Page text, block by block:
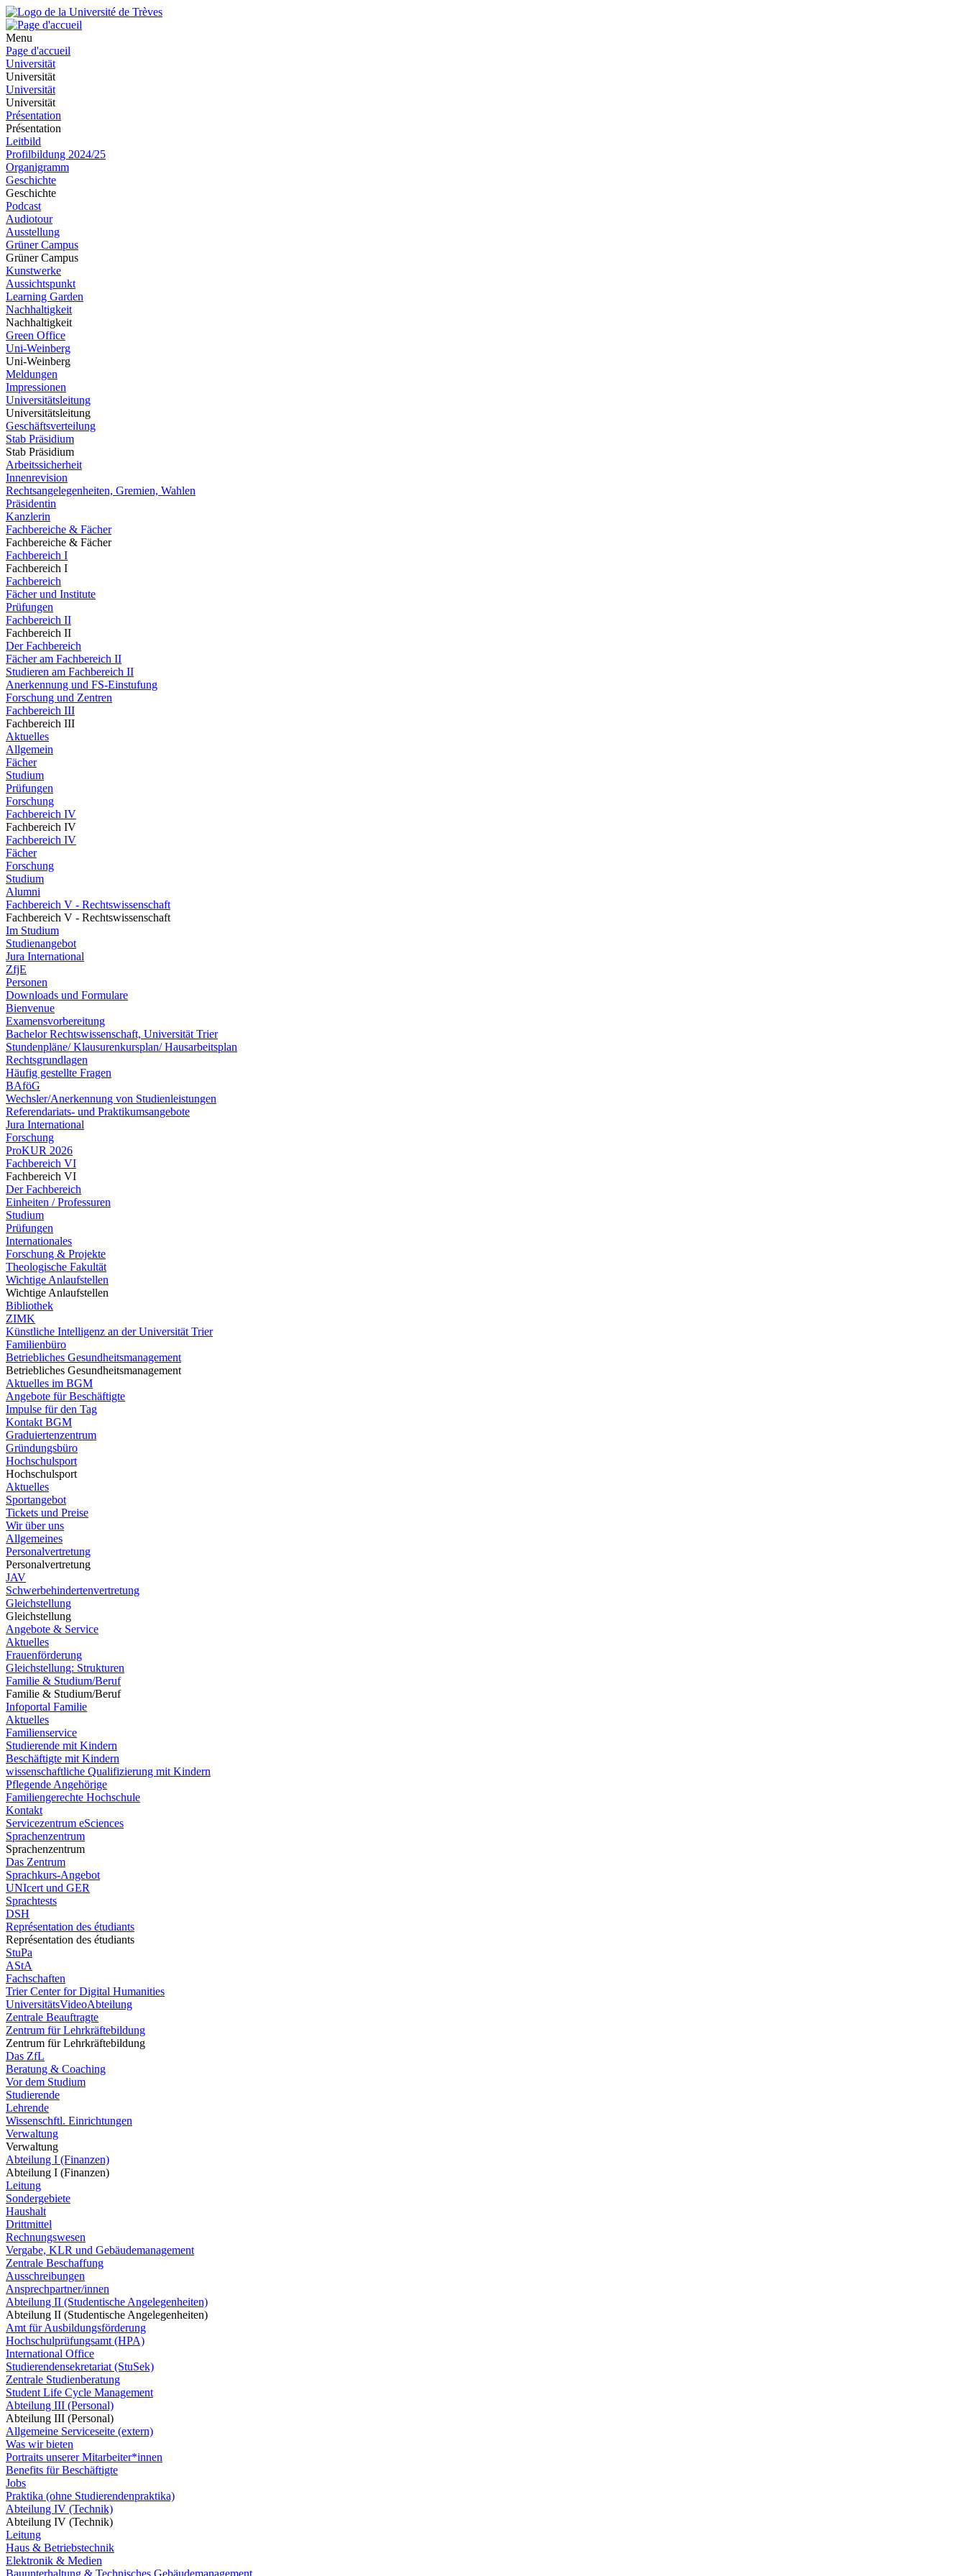
Menu
Page d'accueil
Universität
Universität
Universität
Universität
Présentation
Présentation
Leitbild
Profilbildung 2024/25
Organigramm
Geschichte
Geschichte
Podcast
Audiotour
Ausstellung
Grüner Campus
Grüner Campus
Kunstwerke
Aussichtspunkt
Learning Garden
Nachhaltigkeit
Nachhaltigkeit
Green Office
Uni-Weinberg
Uni-Weinberg
Meldungen
Impressionen
Universitätsleitung
Universitätsleitung
Geschäftsverteilung
Stab Präsidium
Stab Präsidium
Arbeitssicherheit
Innenrevision
Rechtsangelegenheiten, Gremien, Wahlen
Präsidentin
Kanzlerin
Fachbereiche & Fächer
Fachbereiche & Fächer
Fachbereich I
Fachbereich I
Fachbereich
Fächer und Institute
Prüfungen
Fachbereich II
Fachbereich II
Der Fachbereich
Fächer am Fachbereich II
Studieren am Fachbereich II
Anerkennung und FS-Einstufung
Forschung und Zentren
Fachbereich III
Fachbereich III
Aktuelles
Allgemein
Fächer
Studium
Prüfungen
Forschung
Fachbereich IV
Fachbereich IV
Fachbereich IV
Fächer
Forschung
Studium
Alumni
Fachbereich V - Rechtswissenschaft
Fachbereich V - Rechtswissenschaft
Im Studium
Studienangebot
Jura International
ZfjE
Personen
Downloads und Formulare
Bienvenue
Examensvorbereitung
Bachelor Rechtswissenschaft, Universität Trier
Stundenpläne/ Klausurenkursplan/ Hausarbeitsplan
Rechtsgrundlagen
Häufig gestellte Fragen
BAföG
Wechsler/Anerkennung von Studienleistungen
Referendariats- und Praktikumsangebote
Jura International
Forschung
ProKUR 2026
Fachbereich VI
Fachbereich VI
Der Fachbereich
Einheiten / Professuren
Studium
Prüfungen
Internationales
Forschung & Projekte
Theologische Fakultät
Wichtige Anlaufstellen
Wichtige Anlaufstellen
Bibliothek
ZIMK
Künstliche Intelligenz an der Universität Trier
Familienbüro
Betriebliches Gesundheitsmanagement
Betriebliches Gesundheitsmanagement
Aktuelles im BGM
Angebote für Beschäftigte
Impulse für den Tag
Kontakt BGM
Graduiertenzentrum
Gründungsbüro
Hochschulsport
Hochschulsport
Aktuelles
Sportangebot
Tickets und Preise
Wir über uns
Allgemeines
Personalvertretung
Personalvertretung
JAV
Schwerbehindertenvertretung
Gleichstellung
Gleichstellung
Angebote & Service
Aktuelles
Frauenförderung
Gleichstellung: Strukturen
Familie & Studium/Beruf
Familie & Studium/Beruf
Infoportal Familie
Aktuelles
Familienservice
Studierende mit Kindern
Beschäftigte mit Kindern
wissenschaftliche Qualifizierung mit Kindern
Pflegende Angehörige
Familiengerechte Hochschule
Kontakt
Servicezentrum eSciences
Sprachenzentrum
Sprachenzentrum
Das Zentrum
Sprachkurs-Angebot
UNIcert und GER
Sprachtests
DSH
Représentation des étudiants
Représentation des étudiants
StuPa
AStA
Fachschaften
Trier Center for Digital Humanities
UniversitätsVideoAbteilung
Zentrale Beauftragte
Zentrum für Lehrkräftebildung
Zentrum für Lehrkräftebildung
Das ZfL
Beratung & Coaching
Vor dem Studium
Studierende
Lehrende
Wissenschftl. Einrichtungen
Verwaltung
Verwaltung
Abteilung I (Finanzen)
Abteilung I (Finanzen)
Leitung
Sondergebiete
Haushalt
Drittmittel
Rechnungswesen
Vergabe, KLR und Gebäudemanagement
Zentrale Beschaffung
Ausschreibungen
Ansprechpartner/innen
Abteilung II (Studentische Angelegenheiten)
Abteilung II (Studentische Angelegenheiten)
Amt für Ausbildungsförderung
Hochschulprüfungsamt (HPA)
International Office
Studierendensekretariat (StuSek)
Zentrale Studienberatung
Student Life Cycle Management
Abteilung III (Personal)
Abteilung III (Personal)
Allgemeine Serviceseite (extern)
Was wir bieten
Portraits unserer Mitarbeiter*innen
Benefits für Beschäftigte
Jobs
Praktika (ohne Studierendenpraktika)
Abteilung IV (Technik)
Abteilung IV (Technik)
Leitung
Haus & Betriebstechnik
Elektronik & Medien
Bauunterhaltung & Technisches Gebäudemanagement